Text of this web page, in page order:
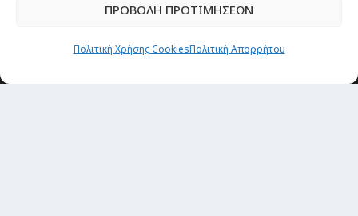
ΠΡΟΒΟΛΗ ΠΡΟΤΙΜΗΣΕΩΝ
Πολιτική Χρήσης CookiesΠολιτική Απορρήτου